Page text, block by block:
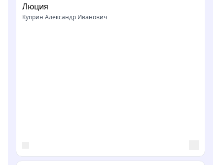
Люция
Куприн Александр Иванович